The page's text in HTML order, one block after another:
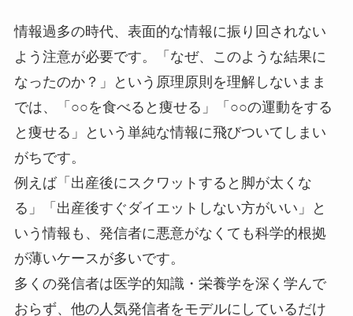
情報過多の時代、表面的な情報に振り回されない
よう注意が必要です。「なぜ、このような結果に
なったのか？」という原理原則を理解しないまま
では、「○○を食べると痩せる」「○○の運動をする
と痩せる」という単純な情報に飛びついてしまい
がちです。
例えば「出産後にスクワットすると脚が太くな
る」「出産後すぐダイエットしない方がいい」と
いう情報も、発信者に悪意がなくても科学的根拠
が薄いケースが多いです。
多くの発信者は医学的知識・栄養学を深く学んで
おらず、他の人気発信者をモデルにしているだけ